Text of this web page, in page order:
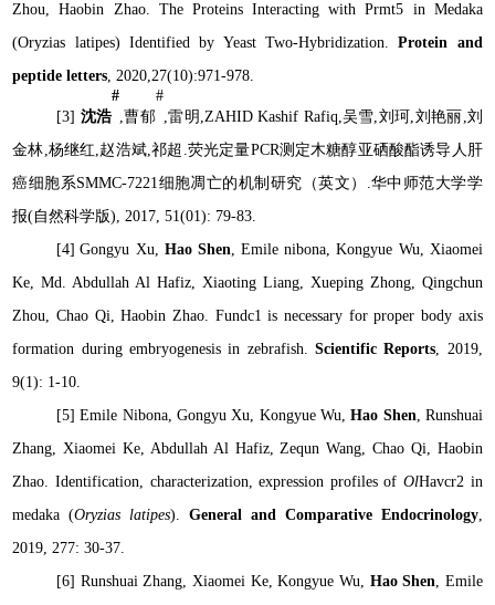
Zhou, Haobin Zhao. The Proteins Interacting with Prmt5 in Medaka
(Oryzias latipes) Identified by Yeast Two-Hybridization.Protein and
peptide letters, 2020,27(10):971-978.
[3] 沈浩
#
,曹郁
#
,雷明 ,ZAHID Kashif Rafiq,吴雪,刘珂 ,刘艳丽 ,刘
金林,杨继红,赵浩斌,祁超 .荧光定量PCR测定木糖醇亚硒酸酯诱导人肝
癌细胞系SMMC-7221细胞凋亡的机制研究（英文） .华中师范大学学
报(自然科学版), 2017, 51(01): 79-83.
[4] Gongyu Xu, Hao Shen, Emile nibona, Kongyue Wu, Xiaomei
Ke, Md. Abdullah Al Hafiz, Xiaoting Liang, Xueping Zhong, Qingchun
Zhou, Chao Qi, Haobin Zhao. Fundc1 is necessary for proper body axis
formation during embryogenesis in zebrafish.Scientific Reports, 2019,
9(1): 1-10.
[5] Emile Nibona, Gongyu Xu, Kongyue Wu,Hao Shen, Runshuai
Zhang, Xiaomei Ke, Abdullah Al Hafiz, Zequn Wang, Chao Qi, Haobin
Zhao. Identification, characterization, expression profiles ofOlHavcr2 in
medaka (Oryzias latipes).General and Comparative Endocrinology,
2019, 277: 30-37.
[6] Runshuai Zhang, Xiaomei Ke, Kongyue Wu, Hao Shen, Emile